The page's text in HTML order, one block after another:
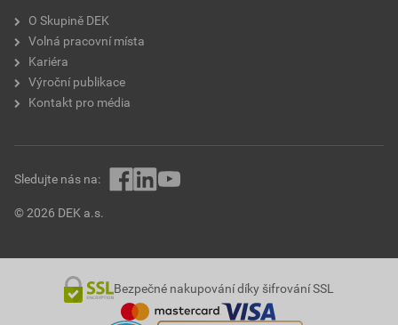
O Skupině DEK
Volná pracovní místa
Kariéra
Výroční publikace
Kontakt pro média
© 2026 DEK a.s.
Sledujte nás na:
Bezpečné nakupování díky šifrování SSL